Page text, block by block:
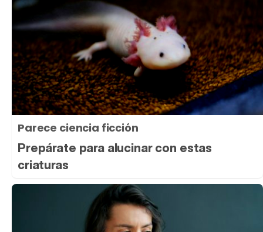
Parece ciencia ficción
Prepárate para alucinar con estas
criaturas